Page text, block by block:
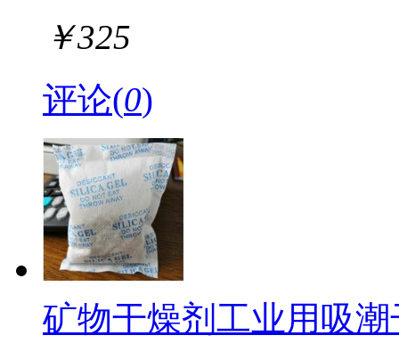
￥325
评论(0)
矿物干燥剂工业用吸